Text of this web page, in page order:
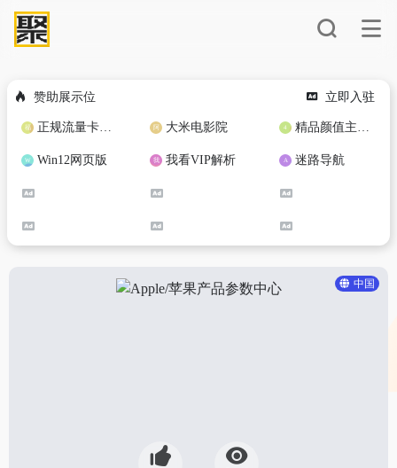
赞助展示位 立即入驻
正规流量卡免费加盟合作 大米电影院 精品颜值主播定制
Win12网页版 我看VIP解析 迷路导航
中国